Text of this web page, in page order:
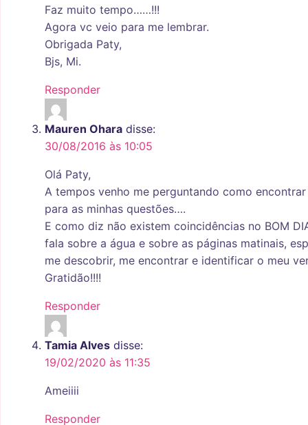
Faz muito tempo……!!!
Agora vc veio para me lembrar.
Obrigada Paty,
Bjs, Mi.
Responder
Mauren Ohara disse:
30/08/2016 às 10:05
Olá Paty,
A tempos venho me perguntando como
para as minhas questões….
E como diz não existem coincidências no BOM
fala sobre a água e sobre as páginas matinais,
me descobrir, me encontrar e identificar o meu
Gratidão!!!!
Responder
Tamia Alves disse:
19/02/2020 às 11:35
Ameiiii
Responder